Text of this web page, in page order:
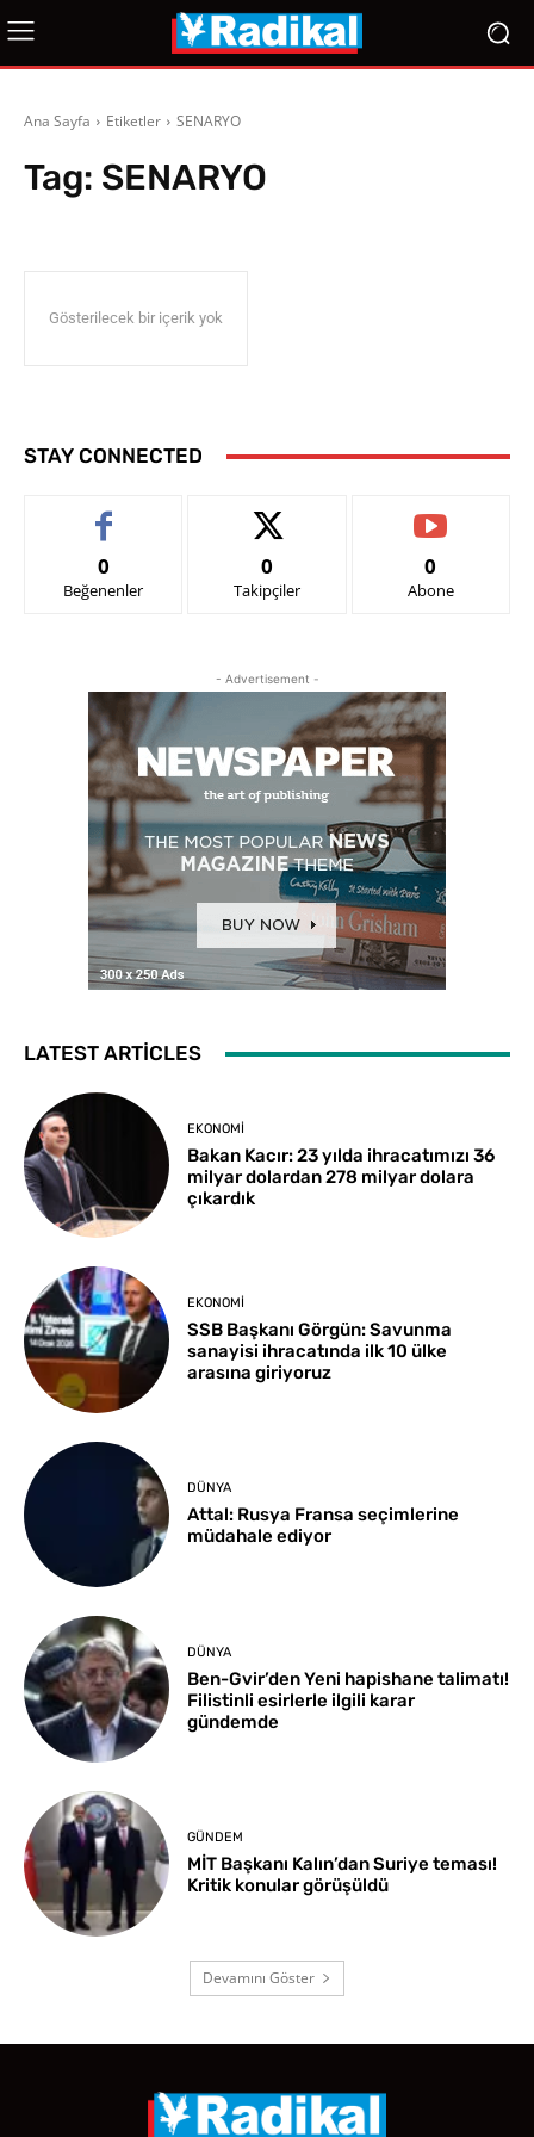
Ana Sayfa Etiketler SENARYO
Tag: SENARYO
Gösterilecek bir içerik yok
STAY CONNECTED
0
Beğenenler
0
Takipçiler
0
Abone
- Advertisement -
LATEST ARTICLES
EKONOMI
Bakan Kacır: 23 yılda ihracatımızı 36
milyar dolardan 278 milyar dolara
çıkardık
EKONOMI
SSB Başkanı Görgün: Savunma
sanayisi ihracatında ilk 10 ülke
arasına giriyoruz
DÜNYA
Attal: Rusya Fransa seçimlerine
müdahale ediyor
DÜNYA
Ben-Gvir’den Yeni hapishane talimatı!
Filistinli esirlerle ilgili karar
gündemde
GÜNDEM
MİT Başkanı Kalın’dan Suriye teması!
Kritik konular görüşüldü
Devamını Göster